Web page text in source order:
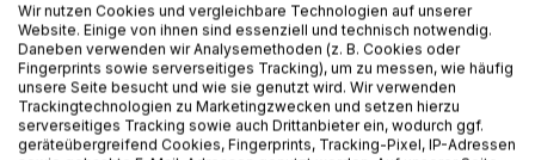
IN DEN WARENKORB
Auf die Merkliste
Titel bewerten
Wir nutzen Cookies und vergleichbare Technologien auf unserer
Website. Einige von ihnen sind essenziell und technisch notwendig.
Daneben verwenden wir Analysemethoden (z. B. Cookies oder
Fingerprints sowie serverseitiges Tracking), um zu messen, wie häufig
unsere Seite besucht und wie sie genutzt wird. Wir verwenden
Trackingtechnologien zu Marketingzwecken und setzen hierzu
serverseitiges Tracking sowie auch Drittanbieter ein, wodurch ggf.
geräteübergreifend Cookies, Fingerprints, Tracking-Pixel, IP-Adressen